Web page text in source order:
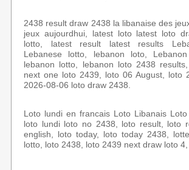
2438 result draw 2438 la libanaise des
jeux aujourdhui, latest loto latest loto
lotto, latest result latest results
Lebanese lotto, lebanon loto,
lebanon lotto, lebanon loto 2438
next one loto 2439, loto 06 August, loto
2026-08-06 loto draw 2438.
Loto lundi en francais Loto Libanais Loto
loto lundi loto no 2438, loto result, loto
english, loto today, loto today 2438,
lotto, loto 2438, loto 2439 next draw loto 4,